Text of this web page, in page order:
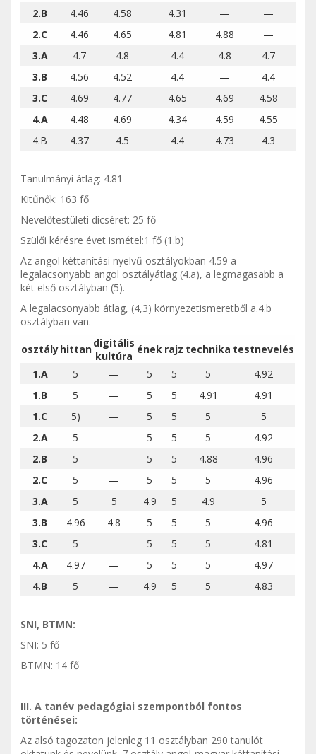
2.B
4.46 4.58 4.31 —
—
2.C
4.46 4.65 4.81 4.88
—
3.A
4.7 4.8 4.4 4.8
4.7
3.B
4.56 4.52 4.4 —
4.4
3.C
4.69 4.77 4.65 4.69
4.58
4.A
4.48 4.69 4.34 4.59
4.55
4.B
4.37 4.5 4.4 4.73 4.3
Tanulmányi átlag: 4.81
Kitűnők: 163 fő
Nevelőtestületi dicséret: 25 fő
Szülői kérésre évet ismétel:1 fő (1.b)
Az angol kéttanítási nyelvű osztályokban 4.59 a
legalacsonyabb angol osztályátlag (4.a), a legmagasabb a
két első osztályban (5).
A legalacsonyabb átlag, (4,3) környezetismeretből a.4.b
osztályban van.
osztályhittandigitális
kultúra
ének rajz technika testnevelés
1.A
5 — 5 5 5
4.92
1.B
5 — 5 5 4.91
4.91
1.C
5) — 5 5 5
5
2.A
5 — 5 5 5
4.92
2.B
5 — 5 5 4.88
4.96
2.C
5 — 5 5 5
4.96
3.A
5 5 4.9 5 4.9
5
3.B
4.96 4.8 5 5 5
4.96
3.C
5 — 5 5 5
4.81
4.A
4.97 — 5 5 5
4.97
4.B
5 — 4.9 5 5 4.83
SNI, BTMN:
SNI: 5 fő
BTMN: 14 fő
III. A tanév pedagógiai szempontból fontos
történései:
Az alsó tagozaton jelenleg 11 osztályban 290 tanulót